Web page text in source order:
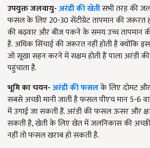
उपयुक्त जलवायु-अरंडी की खेतीसभी तरह की
फसल के लिए 20-30 सेंटीग्रेट तापमान की जरूरत
की बढ़वार और बीज पकने के समय उच्च तापमान
है. अधिक सिंचाई की जरूरत नहीं होती है क्योंकि
जो सूखा सहन करने में सक्षम होती हैं पाला अरंडी
पहुंचाता है.
भूमि का चयन-अरंडी की फसलके लिए दोमट और
सबसे अच्छी मानी जाती है फसल पीएच मान 5-6
में उगाई जा सकती हैं. अरंडी की फसल ऊसर और
सकती है, खेती के लिए खेत में जलनिकास की अच्छी
नहीं तो फसल खराब हो सकती है.